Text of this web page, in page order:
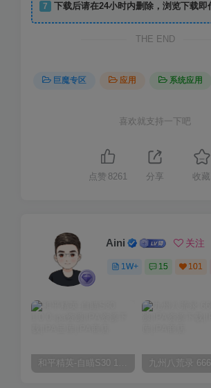
7
下载后请在24小时内删除，浏览下载即
THE END
巨魔专区 应用 系统应用
喜欢就支持一下吧
点赞 8261 分享 收藏
Aini 关注
1W+ 15 101
和平精英-自瞄S30 1.0.0 九州八荒录 666